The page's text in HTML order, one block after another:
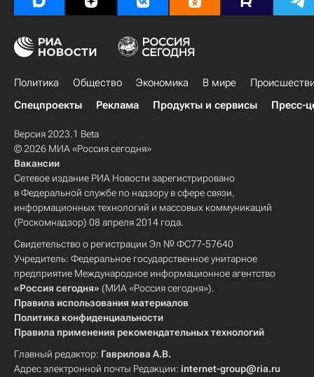
Политика Общество Экономика В мире
Спецпроекты
Реклама Продукты и сервисы Пресс-
Версия 2023.1 Beta
© 2026 МИА «Россия сегодня»
Вакансии
Сетевое издание РИА Новости зарегистрировано
в Федеральной службе по надзору в сфере связи,
информационных технологий и массовых коммуникаций
(Роскомнадзор) 08 апреля 2014 года.
Свидетельство о регистрации Эл № ФС77-57640
Учредитель: Федеральное государственное унитарное
предприятие Международное информационное агентство
«Россия сегодня» (МИА «Россия сегодня»).
Правила использования материалов
Политика конфиденциальности
Правила применения рекомендательных технологий
Главный редактор: Гаврилова А.В.
Адрес электронной почты Редакции: internet-group@ria.ru